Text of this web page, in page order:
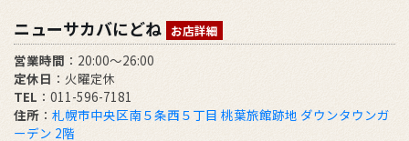
ニューサカバにどね お店詳細
営業時間 ：20:00～26:00
定休日 ：火曜定休
TEL ：011-596-7181
住所 ： 札幌市中央区南５条西５丁目 桃葉旅館跡地 ダウンタウンガ
ーデン 2階